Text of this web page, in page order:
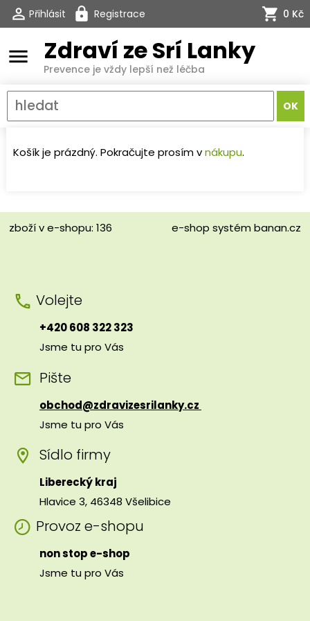
Přihlásit Registrace 0 Kč
menu Zdraví ze Srí Lanky
Prevence je vždy lepší než léčba
Košík je prázdný. Pokračujte prosím vnákupu.
zboží v e-shopu: 136 e-shop systém banan.cz
Volejte
+420 608 322 323
Jsme tu pro Vás
Pište
obchod@zdravizesrilanky.cz
Jsme tu pro Vás
Sídlo firmy
Liberecký kraj
Hlavice 3, 46348 Všelibice
Provoz e-shopu
non stop e-shop
Jsme tu pro Vás